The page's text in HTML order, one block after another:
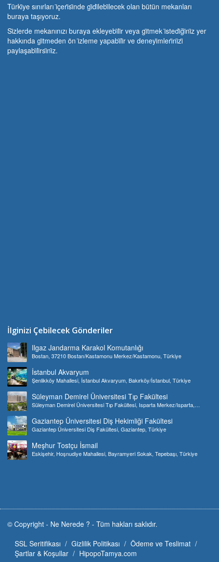
Türki̇ye sınırları i̇çeri̇si̇nde gi̇di̇lebi̇lecek olan bütün mekanları
buraya taşıyoruz.
Si̇zlerde mekanınızı buraya ekleyebi̇li̇r veya gi̇tmek i̇stedi̇ği̇ni̇z yer
hakkında gi̇tmeden ön i̇zleme yapabi̇li̇r ve deneyi̇mleri̇ni̇zi̇
paylaşabi̇li̇rsi̇ni̇z.
İlginizi Çebilecek Gönderiler
Ilgaz Jandarma Karakol Komutanlığı
Bostan, 37210 Bostan/Kastamonu Merkez/Kastamonu, Türkiye
İstanbul Akvaryum
Şenlikköy Mahallesi, İstanbul Akvaryum, Bakırköy/İstanbul, Türkiye
Süleyman Demirel Üniversitesi Tıp Fakültesi
Süleyman Demirel Üniversitesi Tıp Fakültesi, Isparta Merkez/Isparta,
Gaziantep Üniversitesi Diş Hekimliği Fakültesi
Gaziantep Üniversitesi Diş Fakültesi, Gaziantep, Türkiye
Meşhur Tostçu İsmail
Eskişehir, Hoşnudiye Mahallesi, Bayramyeri Sokak, Tepebaşı, Türkiye
© Copyright - Ne Nerede ? - Tüm hakları saklıdır.
SSL Seritifikası
Gizlilik Politikası
Ödeme ve Teslimat
Şartlar & Koşullar
HipopoTamya.com